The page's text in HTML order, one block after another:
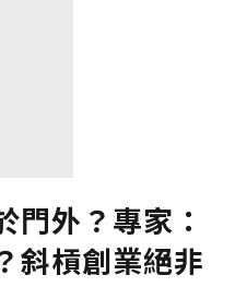
門外？專家：
斜槓創業絕非